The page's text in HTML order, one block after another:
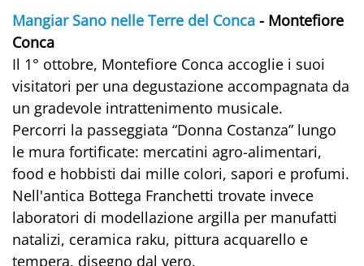
Mangiar Sano nelle Terre del Conca - Montefiore
Conca
Il 1° ottobre, Montefiore Conca accoglie i suoi
visitatori per una degustazione accompagnata da
un gradevole intrattenimento musicale.
Percorri la passeggiata “Donna Costanza” lungo
le mura fortificate: mercatini agro-alimentari,
food e hobbisti dai mille colori, sapori e profumi.
Nell'antica Bottega Franchetti trovate invece
laboratori di modellazione argilla per manufatti
natalizi, ceramica raku, pittura acquarello e
tempera, disegno dal vero.